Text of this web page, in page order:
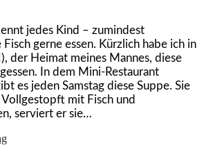
jedes Kind – zumindest
gerne essen. Kürzlich habe ich in
der Heimat meines Mannes, diese
In dem Mini-Restaurant
es jeden Samstag diese Suppe. Sie
Vollgestopft mit Fisch und
serviert er sie…